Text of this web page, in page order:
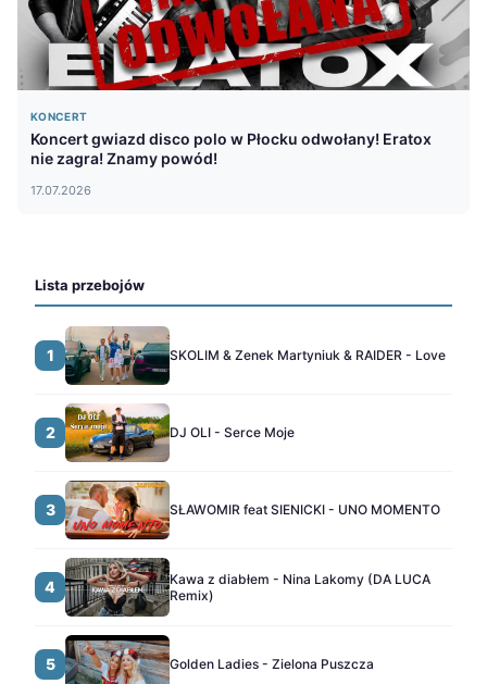
KONCERT
Koncert gwiazd disco polo w Płocku odwołany! Eratox
nie zagra! Znamy powód!
17.07.2026
Lista przebojów
1 SKOLIM & Zenek Martyniuk & RAIDER - Love
2 DJ OLI - Serce Moje
3 SŁAWOMIR feat SIENICKI - UNO MOMENTO
4
Kawa z diabłem - Nina Lakomy (DA LUCA
Remix)
5 Golden Ladies - Zielona Puszcza